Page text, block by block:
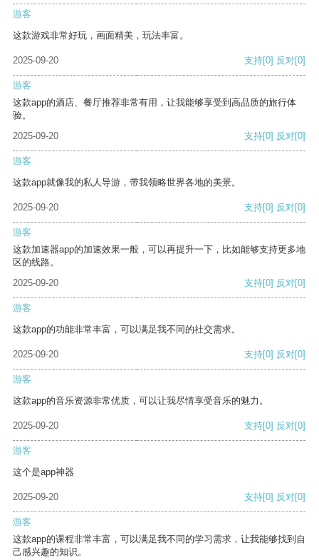
游客
这款游戏非常好玩，画面精美，玩法丰富。
2025-09-20 支持[0] 反对[0]
游客
这款app的酒店、餐厅推荐非常有用，让我能够享受到高品质的旅行体
验。
2025-09-20
支持[0] 反对[0]
游客
这款app就像我的私人导游，带我领略世界各地的美景。
2025-09-20 支持[0] 反对[0]
游客
这款加速器app的加速效果一般，可以再提升一下，比如能够支持更多地
区的线路。
2025-09-20
支持[0] 反对[0]
游客
这款app的功能非常丰富，可以满足我不同的社交需求。
2025-09-20 支持[0] 反对[0]
游客
这款app的音乐资源非常优质，可以让我尽情享受音乐的魅力。
2025-09-20 支持[0] 反对[0]
游客
这个是app神器
2025-09-20 支持[0] 反对[0]
游客
这款app的课程非常丰富，可以满足我不同的学习需求，让我能够找到自
己感兴趣的知识。